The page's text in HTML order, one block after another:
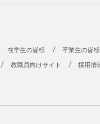
在学生の皆様 卒業生の皆様
教職員向けサイト 採用情